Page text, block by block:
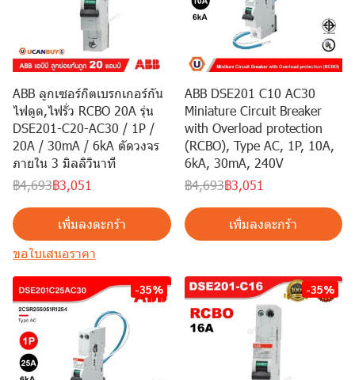
ABB ลูกเซอร์กิตเบรกเกอร์กัน
ไฟดูด,ไฟรั่ว RCBO 20A รุ่น
DSE201-C20-AC30 / 1P /
20A / 30mA / 6kA ตัดวงจร
ภายใน 3 มิลลิวินาที
฿4,693฿3,051
เพิ่มลงตะกร้า
ขอใบเสนอราคา
ABB DSE201 C10 AC30
Miniature Circuit Breaker
with Overload protection
(RCBO), Type AC, 1P, 10A,
6kA, 30mA, 240V
฿4,693฿3,051
เพิ่มลงตะกร้า
-35% -35%